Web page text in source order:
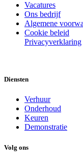
Vacatures
Ons bedrijf
Algemene
Cookie beleid
Privacyverklaring
Diensten
Verhuur
Onderhoud
Keuren
Demonstratie
Volg ons